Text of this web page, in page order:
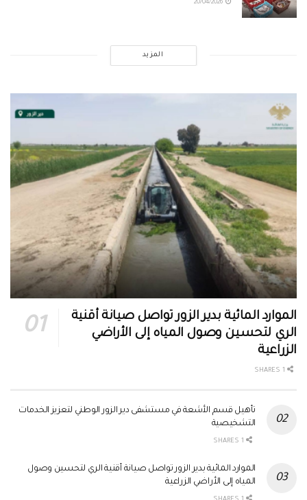
المزيد
الموارد المائية بدير الزور تواصل صيانة أقنية
الري لتحسين وصول المياه إلى الأراضي
الزراعية
تأهيل قسم الأشعة في مستشفى دير الزور الوطني لتعزيز الخدمات
التشخيصية
الموارد المائية بدير الزور تواصل صيانة أقنية الري لتحسين وصول
المياه إلى الأراضي الزراعية